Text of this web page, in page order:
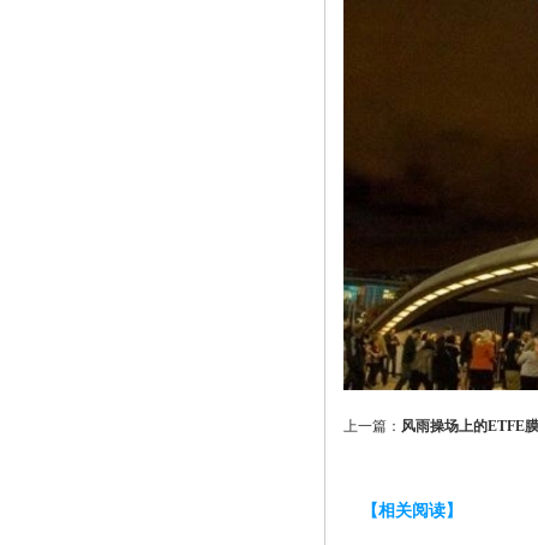
上一篇： 风雨操场上的ETFE
【相关阅读】